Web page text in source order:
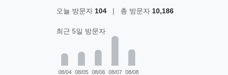
오늘 방문자 104 | 총 방문자 10,186
최근 5일 방문자
08/04 08/05 08/06 08/07 08/08